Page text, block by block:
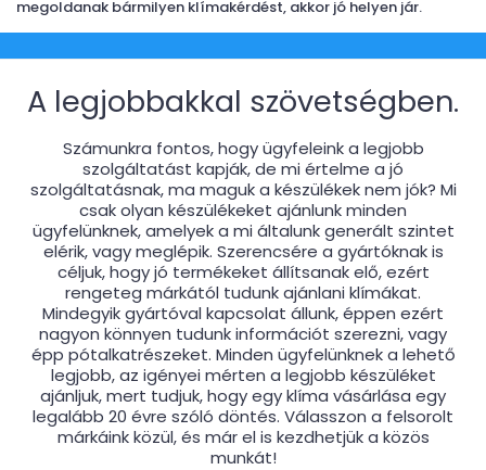
megoldanak bármilyen klímakérdést, akkor jó helyen jár.
A legjobbakkal szövetségben.
Számunkra fontos, hogy ügyfeleink a legjobb
szolgáltatást kapják, de mi értelme a jó
szolgáltatásnak, ma maguk a készülékek nem jók? Mi
csak olyan készülékeket ajánlunk minden
ügyfelünknek, amelyek a mi általunk generált szintet
elérik, vagy meglépik. Szerencsére a gyártóknak is
céljuk, hogy jó termékeket állítsanak elő, ezért
rengeteg márkától tudunk ajánlani klímákat.
Mindegyik gyártóval kapcsolat állunk, éppen ezért
nagyon könnyen tudunk információt szerezni, vagy
épp pótalkatrészeket. Minden ügyfelünknek a lehető
legjobb, az igényei mérten a legjobb készüléket
ajánljuk, mert tudjuk, hogy egy klíma vásárlása egy
legalább 20 évre szóló döntés. Válasszon a felsorolt
márkáink közül, és már el is kezdhetjük a közös
munkát!